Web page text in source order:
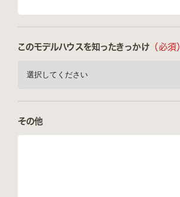
このモデルハウスを知ったきっかけ （必須）
その他